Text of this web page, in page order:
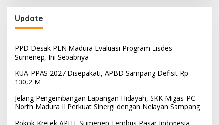
Update
PPD Desak PLN Madura Evaluasi Program Lisdes
Sumenep, Ini Sebabnya
KUA-PPAS 2027 Disepakati, APBD Sampang Defisit Rp
130,2 M
Jelang Pengembangan Lapangan Hidayah, SKK Migas-PC
North Madura II Perkuat Sinergi dengan Nelayan Sampang
Rokok Kretek APHT Sumenep Tembus Pasar Indonesia